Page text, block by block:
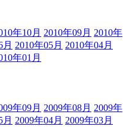
年10月 2010年09月 2010年
月 2010年05月 2010年04月
年01月
年09月 2009年08月 2009年
月 2009年04月 2009年03月